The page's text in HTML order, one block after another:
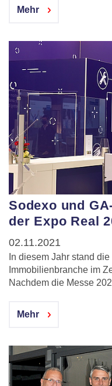
Mehr
Sodexo und
der Expo Real
02.11.2021
In diesem Jahr stand
Immobilienbranche im
Nachdem die Messe
Mehr